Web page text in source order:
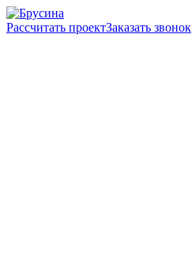
Рассчитать проектЗаказать звонок